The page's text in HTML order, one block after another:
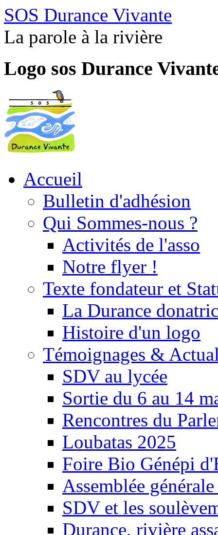
SOS Durance Vivante
La parole à la rivière
Logo sos Durance
Accueil
Bulletin d'adhésion
Qui Sommes-nous ?
Activités de l'asso
Notre flyer !
Texte fondateur et
La Durance
Histoire d'un logo
Témoignages &
SDV au lycée
Sortie du 6 au 14
Rencontres du
Loubatas 2025
Foire Bio Génépi
Assemblée
SDV et les
Durance, rivière